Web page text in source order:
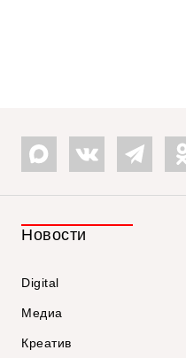
Новости
Digital
Медиа
Креатив